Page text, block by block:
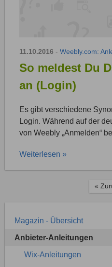
11.10.2016 - Weebly.com:
So meldest Du
an (Login)
Es gibt verschiedene
Login. Während auf der
von Weebly „Anmelden“
Weiterlesen »
«
Magazin - Übersicht
Anbieter-Anleitungen
Wix-Anleitungen